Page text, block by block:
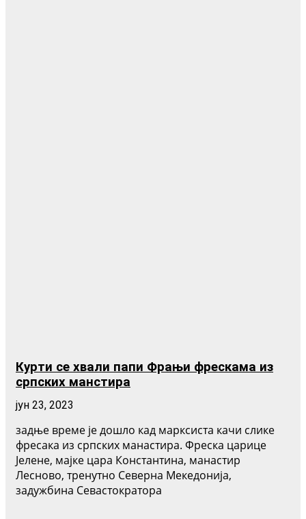
Курти се хвали папи Фрањи фрескама из
српских манстира
јун 23, 2023
задње време је дошло кад марксиста качи слике
фресака из српских манастира. Фреска царице
Јелене, мајке цара Константина, манастир
Лесново, тренутно Северна Мекедонија,
задужбина Севастократора